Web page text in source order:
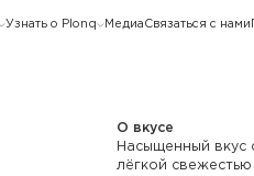
Узнать о Plonq Медиа Связаться с нами
О вкусе
Насыщенный вкус
лёгкой